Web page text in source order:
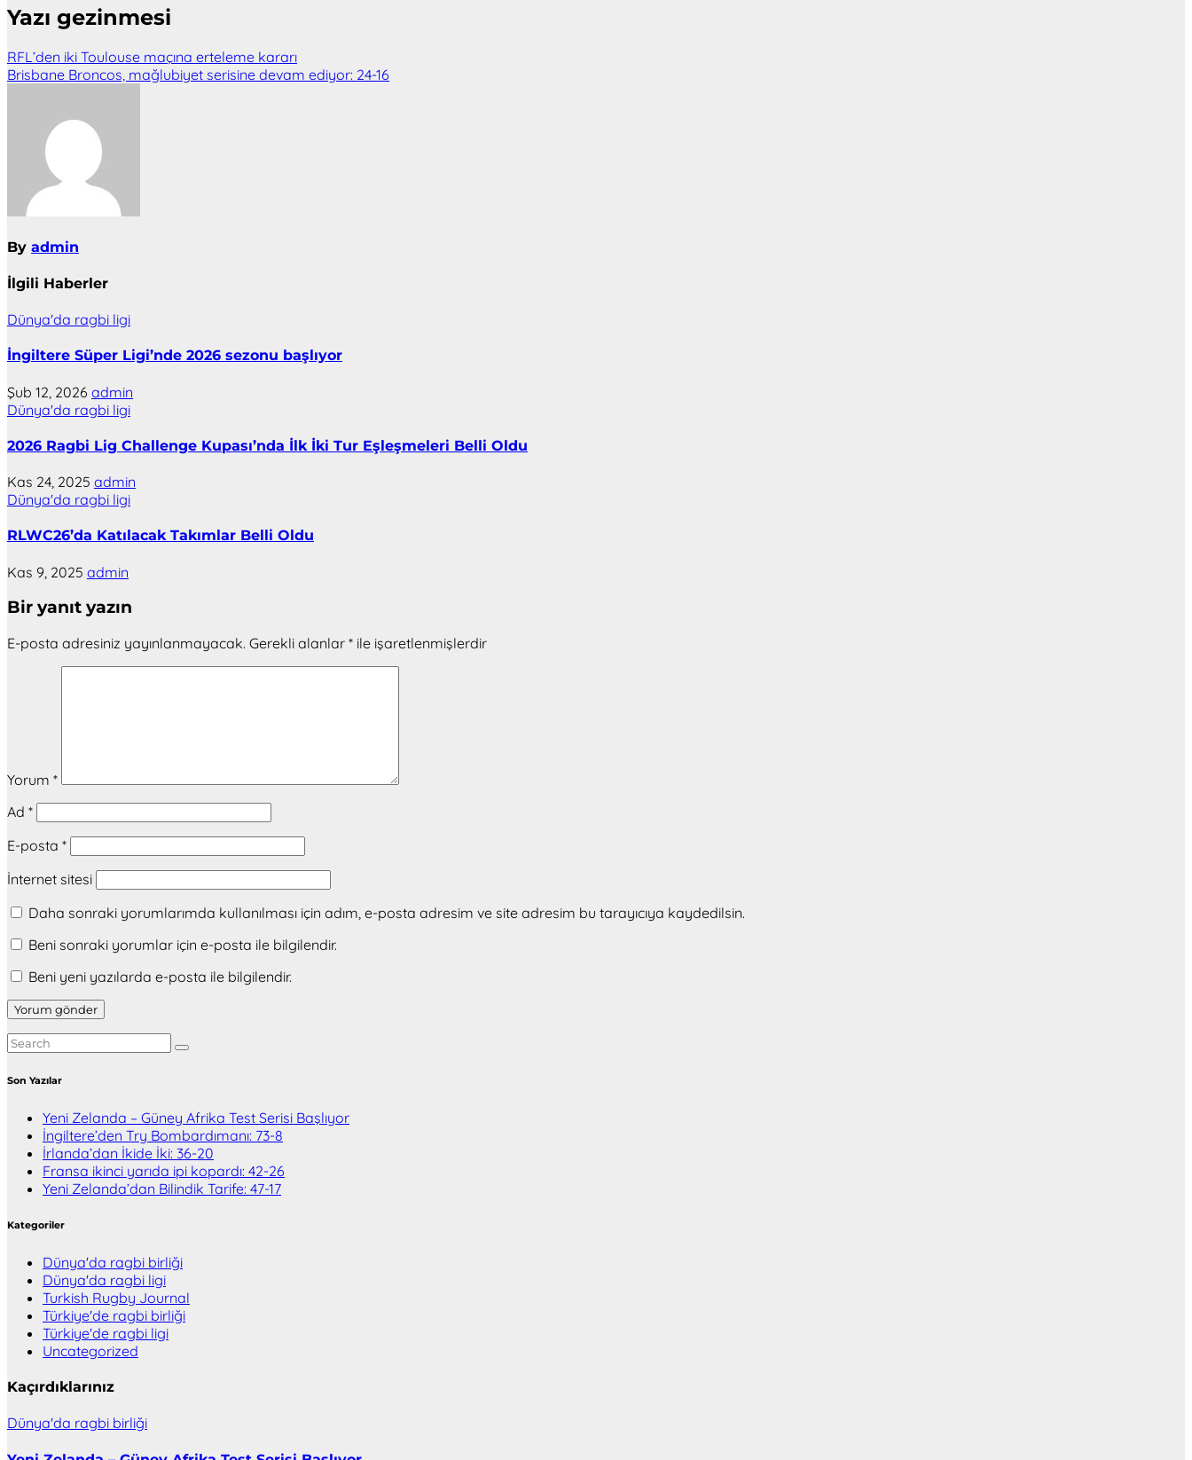
Yazı gezinmesi
RFL’den iki Toulouse maçına erteleme kararı
Brisbane Broncos, mağlubiyet serisine devam ediyor: 24-16
By admin
İlgili Haberler
Dünya'da ragbi ligi
İngiltere Süper Ligi’nde 2026 sezonu başlıyor
Şub 12, 2026 admin
Dünya'da ragbi ligi
2026 Ragbi Lig Challenge Kupası’nda İlk İki Tur Eşleşmeleri Belli Oldu
Kas 24, 2025 admin
Dünya'da ragbi ligi
RLWC26’da Katılacak Takımlar Belli Oldu
Kas 9, 2025 admin
Bir yanıt yazın
E-posta adresiniz yayınlanmayacak. Gerekli alanlar * ile işaretlenmişlerdir
Yorum *
Ad *
E-posta *
İnternet sitesi
Daha sonraki yorumlarımda kullanılması için adım, e-posta adresim ve site adresim bu tarayıcıya kaydedilsin.
Beni sonraki yorumlar için e-posta ile bilgilendir.
Beni yeni yazılarda e-posta ile bilgilendir.
Son Yazılar
Yeni Zelanda – Güney Afrika Test Serisi Başlıyor
İngiltere’den Try Bombardımanı: 73-8
İrlanda’dan İkide İki: 36-20
Fransa ikinci yarıda ipi kopardı: 42-26
Yeni Zelanda’dan Bilindik Tarife: 47-17
Kategoriler
Dünya'da ragbi birliği
Dünya'da ragbi ligi
Turkish Rugby Journal
Türkiye'de ragbi birliği
Türkiye'de ragbi ligi
Uncategorized
Kaçırdıklarınız
Dünya'da ragbi birliği